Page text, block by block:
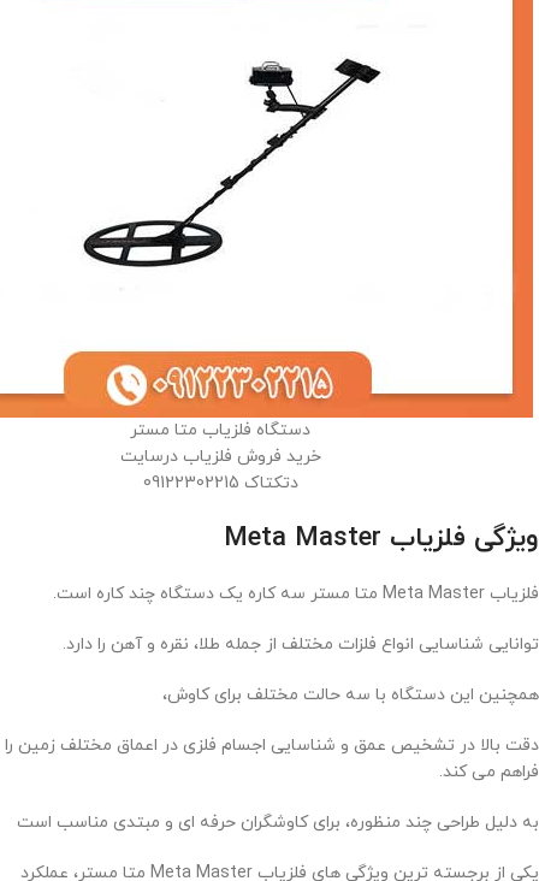
دستگاه فلزیاب متا مستر
خرید فروش فلزیاب درسایت
دتکتاک 09122302215
ویژگی فلزیاب Meta Master
فلزیاب Meta Master متا مستر سه کاره یک دستگاه چند کاره است.
توانایی شناسایی انواع فلزات مختلف از جمله طلا، نقره و آهن را دارد.
همچنین این دستگاه با سه حالت مختلف برای کاوش،
دقت بالا در تشخیص عمق و شناسایی اجسام فلزی در اعماق مختلف زمین را
فراهم می‌ کند.
به دلیل طراحی چند منظوره، برای کاوشگران حرفه‌ ای و مبتدی مناسب است
یکی از برجسته‌ ترین ویژگی‌ های فلزیاب Meta Master متا مستر، عملکرد